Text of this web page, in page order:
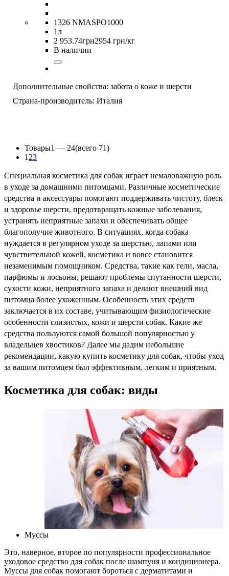
1326 NMASPO1000
1л
2 953.74грн2954 грн/кг
В наличии
Дополнительные свойства: забота о коже и шерсти
Страна-производитель: Италия
Товары1 — 24(всего 71)
1 23
Специальная косметика для собак играет немаловажную роль
в уходе за домашними питомцами. Различные косметические
средства и аксессуары помогают поддерживать чистоту, блеск
и здоровье шерсти, предотвращать кожные заболевания,
устранять неприятные запахи и обеспечивать общее
благополучие животного. В ситуациях, когда собака
нуждается в регулярном уходе за шерстью, лапами или
чувствительной кожей, косметика и вовсе становится
незаменимым помощником. Средства, такие как гели, масла,
парфюмы и лосьоны, решают проблемы спутанности шерсти,
сухости кожи, неприятного запаха и делают внешний вид
питомца более ухоженным. Особенность этих средств
заключается в их составе, учитывающим физиологические
особенности слизистых, кожи и шерсти собак. Какие же
средства пользуются самой большой популярностью у
владельцев хвостиков? Далее мы дадим небольшие
рекомендации, какую купить косметику для собак, чтобы уход
за вашим питомцем был эффективным, легким и приятным.
Косметика для собак: виды
Муссы
Это, наверное, второе по популярности профессиональное
уходовое средство для собак после шампуня и кондиционера.
Муссы для собак помогают бороться с дерматитами и